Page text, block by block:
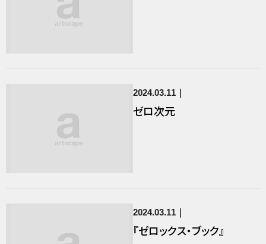
2024.03.11
ゼロ次元
2024.03.11
『ゼロックス・ブック』